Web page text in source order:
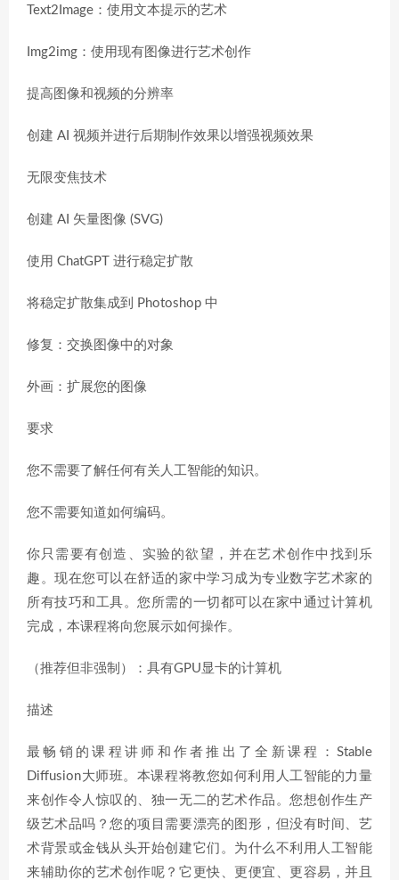
Text2Image：使用文本提示的艺术
Img2img：使用现有图像进行艺术创作
提高图像和视频的分辨率
创建 AI 视频并进行后期制作效果以增强视频效果
无限变焦技术
创建 AI 矢量图像 (SVG)
使用 ChatGPT 进行稳定扩散
将稳定扩散集成到 Photoshop 中
修复：交换图像中的对象
外画：扩展您的图像
要求
您不需要了解任何有关人工智能的知识。
您不需要知道如何编码。
你只需要有创造、实验的欲望，并在艺术创作中找到乐
趣。现在您可以在舒适的家中学习成为专业数字艺术家的
所有技巧和工具。您所需的一切都可以在家中通过计算机
完成，本课程将向您展示如何操作。
（推荐但非强制）：具有GPU显卡的计算机
描述
最畅销的课程讲师和作者推出了全新课程：Stable
Diffusion大师班。本课程将教您如何利用人工智能的力量
来创作令人惊叹的、独一无二的艺术作品。您想创作生产
级艺术品吗？您的项目需要漂亮的图形，但没有时间、艺
术背景或金钱从头开始创建它们。为什么不利用人工智能
来辅助你的艺术创作呢？它更快、更便宜、更容易，并且